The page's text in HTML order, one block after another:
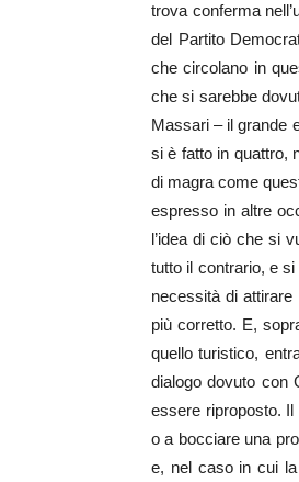
trova conferma
del Partito
che circolano in
che si sarebbe
Massari – il grande
si è fatto in quattro,
di magra come
espresso in altre
l’idea di ciò che si
tutto il contrario, e
necessità di
più corretto. E,
quello turistico,
dialogo dovuto con
essere riproposto.
o a bocciare una
e, nel caso in cui la